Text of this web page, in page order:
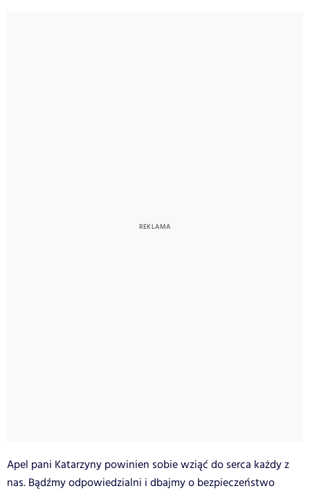
Apel pani Katarzyny powinien sobie wziąć do serca każdy z
nas. Bądźmy odpowiedzialni i dbajmy o bezpieczeństwo